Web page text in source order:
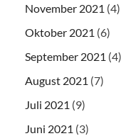
November 2021 (4)
Oktober 2021 (6)
September 2021 (4)
August 2021 (7)
Juli 2021 (9)
Juni 2021 (3)